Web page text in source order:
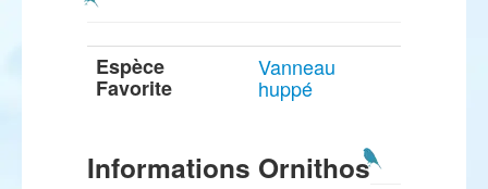
Espèce
Favorite
Vanneau
huppé
Informations Ornithos